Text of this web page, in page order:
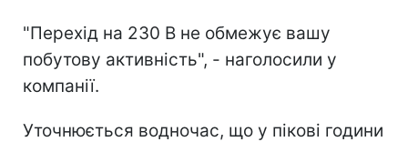
"Перехід на 230 В не обмежує вашу
побутову активність", - наголосили у
компанії.
Уточнюється водночас, що у пікові години